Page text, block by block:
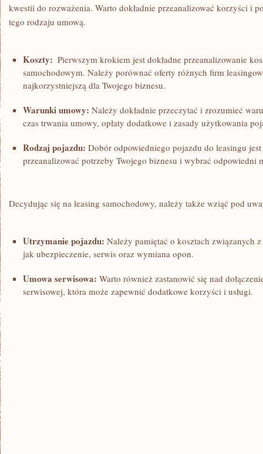
‌kwestii do rozważenia. Warto dokładnie przeanalizować korzyści i
tego rodzaju umową.
Koszty:
Pierwszym krokiem jest dokładne przeanalizowanie
samochodowym.⁤ Należy porównać oferty różnych firm
najkorzystniejszą ⁤dla Twojego biznesu.
Warunki umowy: Należy dokładnie przeczytać i zrozumieć
⁣czas trwania umowy, opłaty dodatkowe i zasady użytkowania
Rodzaj pojazdu: Dobór odpowiedniego pojazdu do⁣ leasingu
przeanalizować potrzeby Twojego biznesu i‌ wybrać odpowiedni⁢
Decydując się na ⁢leasing samochodowy, należy także wziąć pod
Utrzymanie pojazdu: Należy pamiętać o kosztach związanych
jak ubezpieczenie, ‍serwis oraz wymiana opon.
Umowa serwisowa: Warto również zastanowić się nad
serwisowej, która może zapewnić dodatkowe korzyści i usługi.